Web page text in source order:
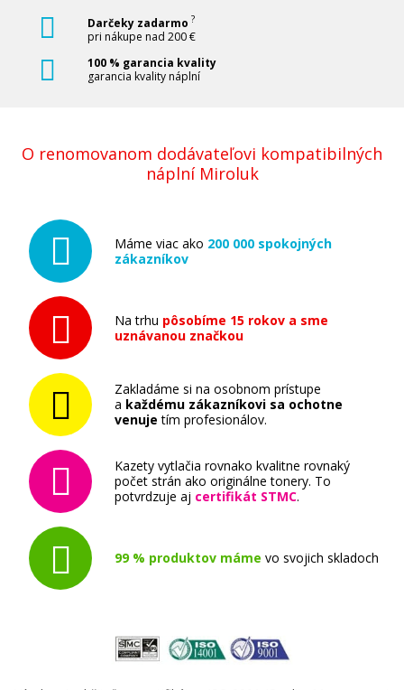
57,90 €
Pridať do košíka
Originálna náplň Canon CLI-581 Y (Žltá)
Pridať do košíka
Originálna náplň Canon CLI-581 BK
(čierna)
Darčeky zadarmo ?
pri nákupe nad 200 €
100 % garancia kvality
garancia kvality náplní
O renomovanom dodávateľovi kompatibilných
náplní Miroluk
Máme viac ako 200 000 spokojných
zákazníkov
Na trhu pôsobíme 15 rokov a sme
uznávanou značkou
Zakladáme si na osobnom prístupe
a každému zákazníkovi sa ochotne
venuje tím profesionálov.
Kazety vytlačia rovnako kvalitne rovnaký
počet strán ako originálne tonery. To
potvrdzuje aj certifikát STMC.
99 % produktov máme vo svojich skladoch